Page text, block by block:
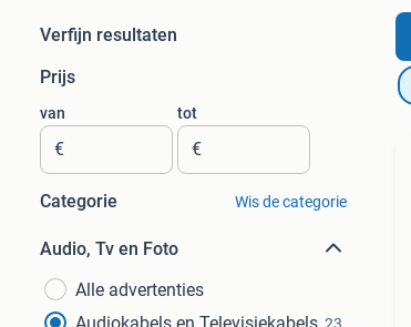
Verfijn resultaten
Prijs
van
€
tot
€
Categorie Wis de categorie
Audio, Tv en Foto
Alle advertenties